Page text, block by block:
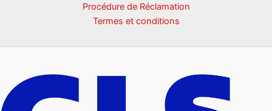
Procédure de Réclamation
Termes et conditions